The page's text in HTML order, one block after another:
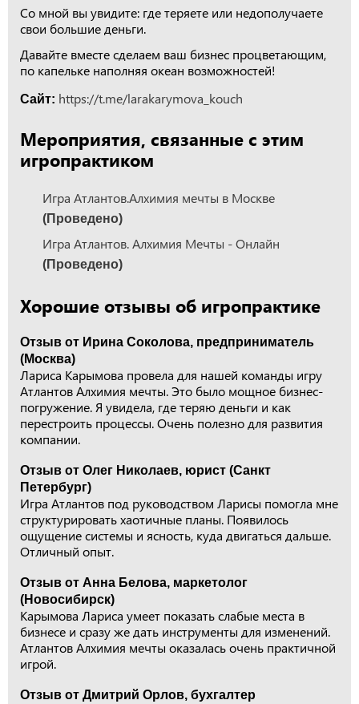
Со мной вы увидите: где теряете или недополучаете
свои большие деньги.
Давайте вместе сделаем ваш бизнес процветающим,
по капельке наполняя океан возможностей!
Сайт: https://t.me/larakarymova_kouch
Мероприятия, связанные с этим
игропрактиком
Игра Атлантов.Алхимия мечты в Москве
(Проведено)
Игра Атлантов. Алхимия Мечты - Онлайн
(Проведено)
Хорошие отзывы об игропрактике
Отзыв от Ирина Соколова, предприниматель
(Москва)
Лариса Карымова провела для нашей команды игру
Атлантов Алхимия мечты. Это было мощное бизнес-
погружение. Я увидела, где теряю деньги и как
перестроить процессы. Очень полезно для развития
компании.
Отзыв от Олег Николаев, юрист (Санкт
Петербург)
Игра Атлантов под руководством Ларисы помогла мне
структурировать хаотичные планы. Появилось
ощущение системы и ясность, куда двигаться дальше.
Отличный опыт.
Отзыв от Анна Белова, маркетолог
(Новосибирск)
Карымова Лариса умеет показать слабые места в
бизнесе и сразу же дать инструменты для изменений.
Атлантов Алхимия мечты оказалась очень практичной
игрой.
Отзыв от Дмитрий Орлов, бухгалтер